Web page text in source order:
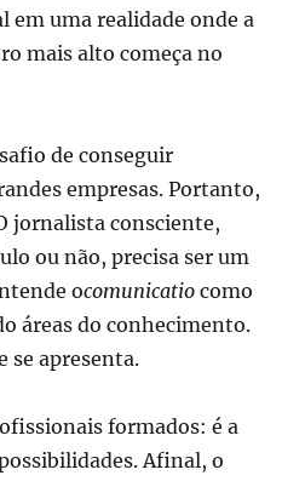
em uma realidade onde a
mais alto começa no
de conseguir
empresas. Portanto,
jornalista consciente,
ou não, precisa ser um
ocomunicatio como
áreas do conhecimento.
se apresenta.
formados: é a
Afinal, o